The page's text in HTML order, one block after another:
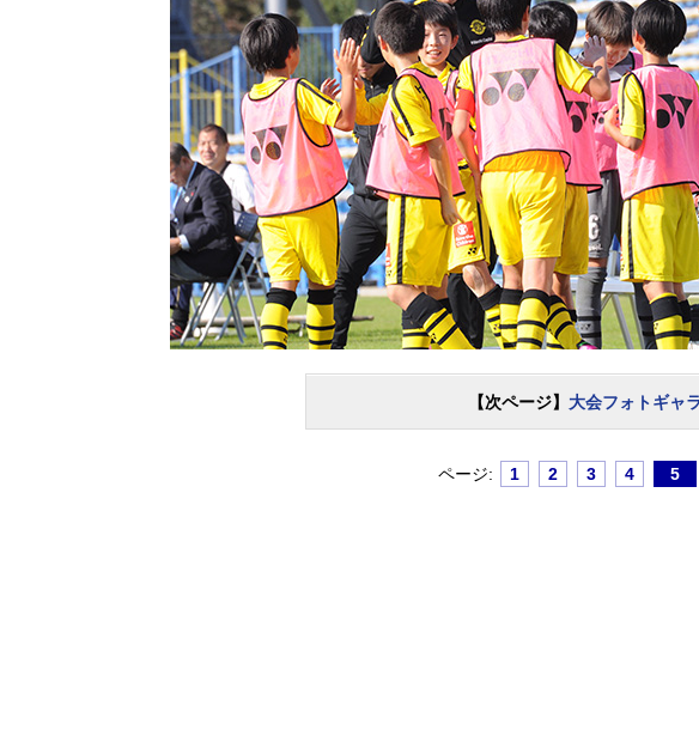
【次ページ】 大会フォトギャ
ページ: 1 2 3 4 5